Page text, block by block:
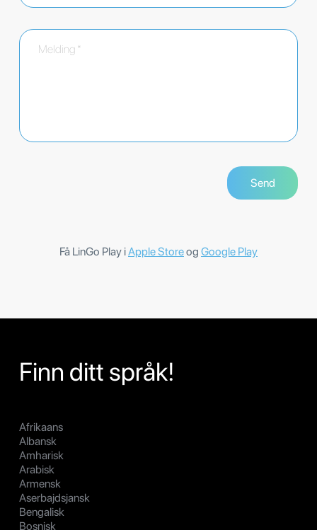
Få LinGo Play iApple Storeog Google Play
Finn ditt språk!
Afrikaans
Albansk
Amharisk
Arabisk
Armensk
Aserbajdsjansk
Bengalisk
Bosnisk